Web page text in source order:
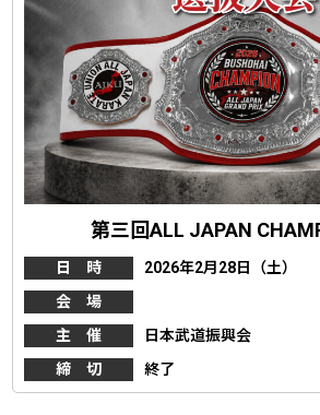
第三回ALL JAPAN
日 時
2026年2月28日（土）
会 場
主 催
日本武道振興会
締 切
終了